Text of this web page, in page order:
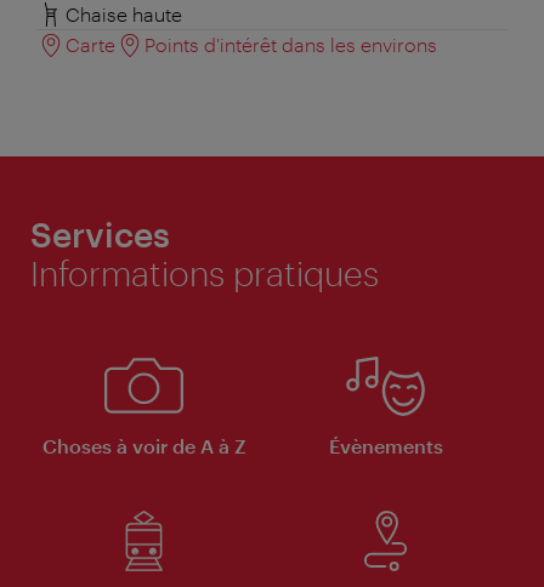
Chaise haute
Carte
Points d'intérêt dans les environs
Services
Informations pratiques
Choses à voir de A à Z Évènements